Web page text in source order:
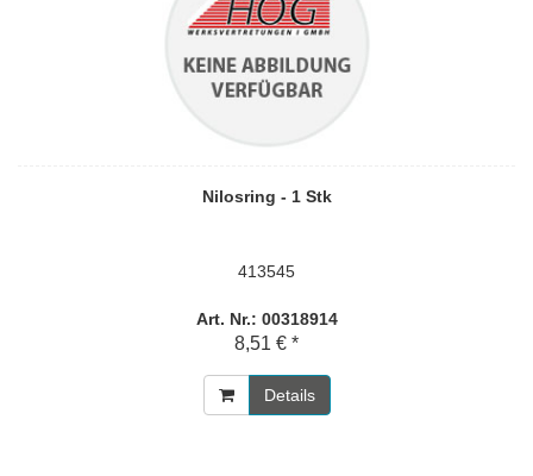
Nilosring - 1 Stk
413545
Art. Nr.: 00318914
8,51 € *
Details